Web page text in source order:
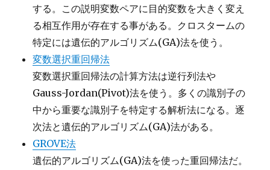
する。この説明変数ペアに目的変数を大きく変え
る相互作用が存在する事がある。クロスタームの
特定には遺伝的アルゴリズム(GA)法を使う。
変数選択重回帰法
変数選択重回帰法の計算方法は逆行列法や
Gauss-Jordan(Pivot)法を使う。多くの識別子の
中から重要な識別子を特定する解析法になる。逐
次法と遺伝的アルゴリズム(GA)法がある。
GROVE法
遺伝的アルゴリズム(GA)法を使った重回帰法だ。